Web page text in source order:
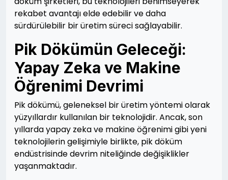
rekabet avantajı elde edebilir ve daha
sürdürülebilir bir üretim süreci sağlayabilir.
Pik Dökümün Geleceği:
Yapay Zeka ve Makine
Öğrenimi Devrimi
Pik dökümü, geleneksel bir üretim yöntemi olarak
yüzyıllardır kullanılan bir teknolojidir. Ancak, son
yıllarda yapay zeka ve makine öğrenimi gibi yeni
teknolojilerin gelişimiyle birlikte, pik döküm
endüstrisinde devrim niteliğinde değişiklikler
yaşanmaktadır.